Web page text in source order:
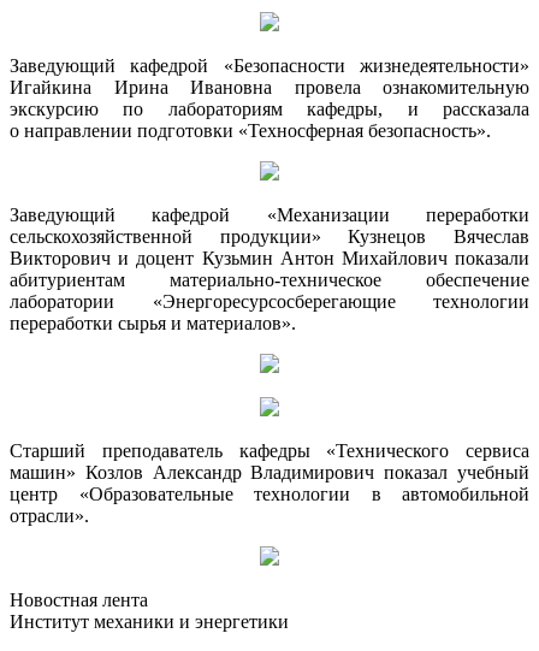
Заведующий кафедрой «Безопасности жизнедеятельности»
Игайкина Ирина Ивановна провела ознакомительную
экскурсию по лабораториям кафедры, и рассказала
о направлении подготовки «Техносферная безопасность».
Заведующий кафедрой «Механизации переработки
сельскохозяйственной продукции» Кузнецов Вячеслав
Викторович и доцент Кузьмин Антон Михайлович показали
абитуриентам материально-техническое обеспечение
лаборатории «Энергоресурсосберегающие технологии
переработки сырья и материалов».
Старший преподаватель кафедры «Технического сервиса
машин» Козлов Александр Владимирович показал учебный
центр «Образовательные технологии в автомобильной
отрасли».
Новостная лента
Институт механики и энергетики